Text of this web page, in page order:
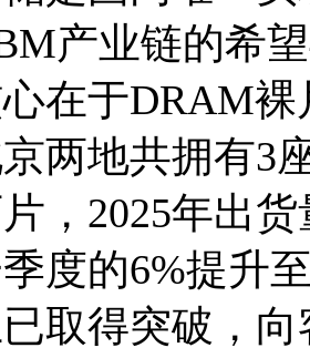
产业链的希
在于DRAM
两地共拥有3
，2025年出
度的6%提升
取得突破，